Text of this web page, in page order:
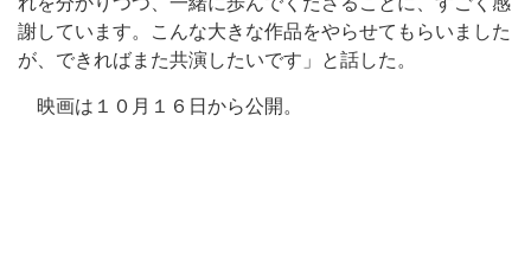
謝しています。こんな大きな作品をやらせてもらいました
が、できればまた共演したいです」と話した。
映画は１０月１６日から公開。